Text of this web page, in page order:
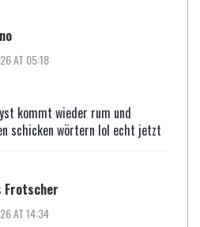
AT 05:18
kommt wieder rum und
schicken wörtern lol echt jetzt
Frotscher
AT 14:34